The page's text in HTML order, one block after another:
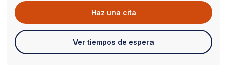
Haz una cita(abre
en
una
nueva
ventana)
Ver tiempos de espera
en